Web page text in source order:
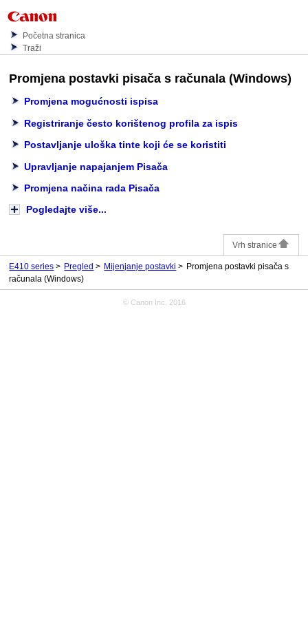
Početna stranica
Traži
Promjena postavki pisača s računala (Windows)
Promjena mogućnosti ispisa
Registriranje često korištenog profila za ispis
Postavljanje uloška tinte koji će se koristiti
Upravljanje napajanjem Pisača
Promjena načina rada Pisača
Pogledajte više...
Vrh stranice
E410 series Pregled Mijenjanje postavki
Promjena postavki pisača s
računala (Windows)
© Canon Inc. 2016